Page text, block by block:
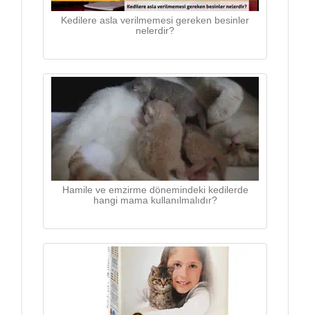
Kedilere asla verilmemesi gereken besinler
nelerdir?
Hamile ve emzirme dönemindeki kedilerde
hangi mama kullanılmalıdır?